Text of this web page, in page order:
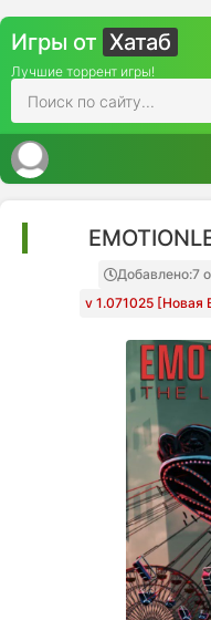
Игры от Хатаб
Лучшие торрент игры!
Добавлено:7
v 1.071025 [Новая